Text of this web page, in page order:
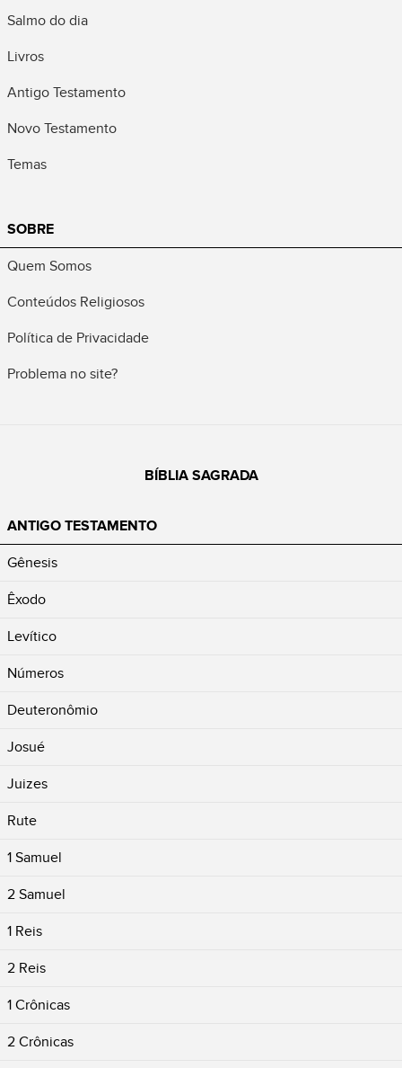
Salmo do dia
Livros
Antigo Testamento
Novo Testamento
Temas
SOBRE
Quem Somos
Conteúdos Religiosos
Política de Privacidade
Problema no site?
BÍBLIA SAGRADA
ANTIGO TESTAMENTO
Gênesis
Êxodo
Levítico
Números
Deuteronômio
Josué
Juizes
Rute
1 Samuel
2 Samuel
1 Reis
2 Reis
1 Crônicas
2 Crônicas